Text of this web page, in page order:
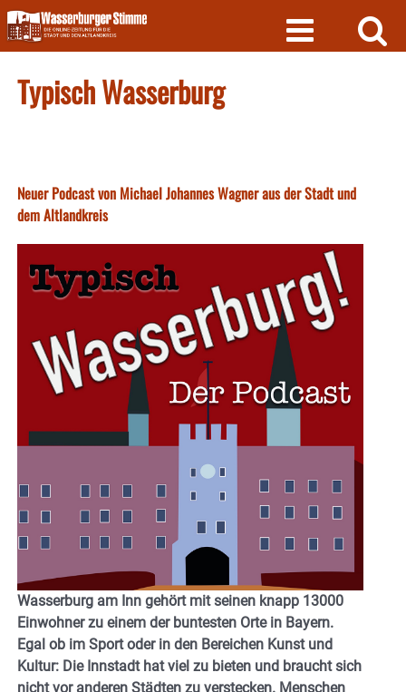
Skip
to
content
Typisch Wasserburg
Neuer Podcast von Michael Johannes Wagner aus der Stadt und
dem Altlandkreis
Wasserburg am Inn gehört mit seinen knapp 13000
Einwohner zu einem der buntesten Orte in Bayern.
Egal ob im Sport oder in den Bereichen Kunst und
Kultur: Die Innstadt hat viel zu bieten und braucht sich
nicht vor anderen Städten zu verstecken. Menschen